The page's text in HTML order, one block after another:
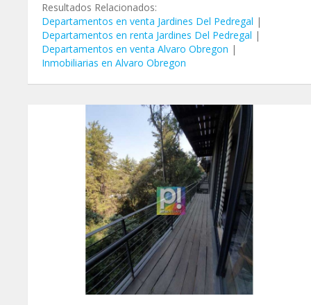
Resultados Relacionados:
Departamentos en venta Jardines Del Pedregal |
Departamentos en renta Jardines Del Pedregal |
Departamentos en venta Alvaro Obregon |
Inmobiliarias en Alvaro Obregon